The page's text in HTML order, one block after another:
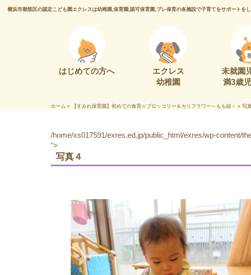
横浜市都筑区の認定こども園エクレスは幼稚園,保育園,認可保育園,プレ保育の各施設で子育てをサポートをし
はじめての方へ
エクレス
幼稚園
未就園
満3歳
ホーム » 【すみれ保育園】初めての食育☆ブロッコリー＆カリフラワー～もも組～ » 写
/home/xs017591/exres.ed.jp/public_html/exres/wp-content/
">
写真４